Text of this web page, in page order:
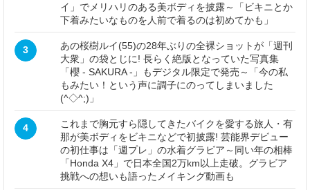
イ」でメリハリのある美ボディを披露～「ビキニとか
下着みたいなものを人前で着るのは初めてかも」
3
あの桜樹ルイ(55)の28年ぶりの全裸ショットが「週刊
大衆」の袋とじに! 長らく絶版となっていた写真集
「櫻 - SAKURA -」もデジタル限定で発売～「今の私
もみたい！という声に調子にのってしまいました
(^◇^;)」
4
これまで胸元すら隠してきたバイクを愛する旅人・有
那が美ボディをビキニなどで初披露! 芸能界デビュー
の初仕事は「週プレ」の水着グラビア～同い年の相棒
「Honda X4」で日本全国2万km以上走破。グラビア
挑戦への想いも語ったメイキング動画も